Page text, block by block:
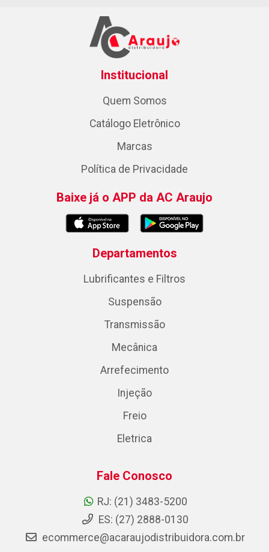
Institucional
Quem Somos
Catálogo Eletrônico
Marcas
Política de Privacidade
Baixe já o APP da AC Araujo
Departamentos
Lubrificantes e Filtros
Suspensão
Transmissão
Mecânica
Arrefecimento
Injeção
Freio
Eletrica
Fale Conosco
RJ: (21) 3483-5200
ES: (27) 2888-0130
ecommerce@acaraujodistribuidora.com.br